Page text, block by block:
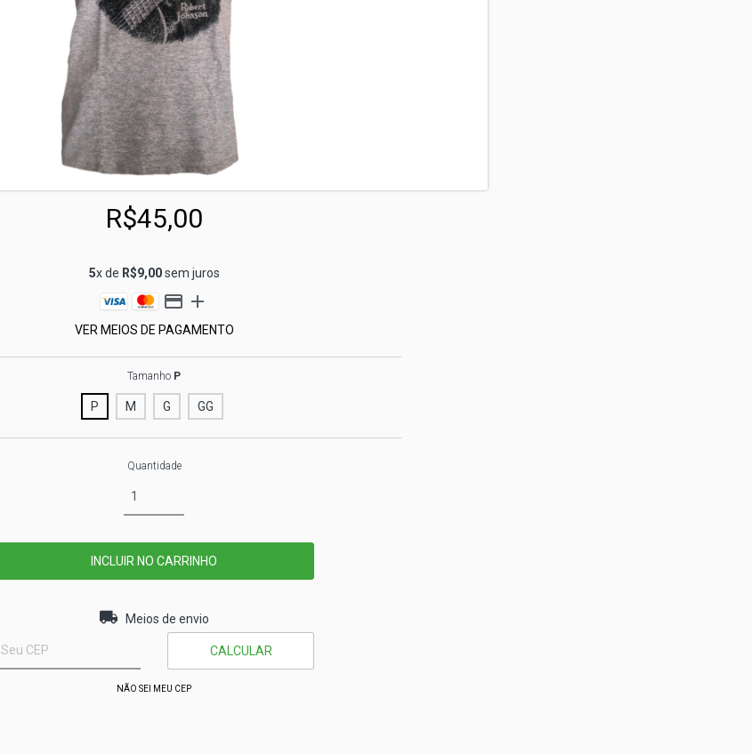
R$45,00
5x de R$9,00sem juros
VER MEIOS DE PAGAMENTO
Tamanho P
P M G GG
Quantidade
Entregas para o CEP:
Meios de envio
CALCULAR
NÃO SEI MEU CEP